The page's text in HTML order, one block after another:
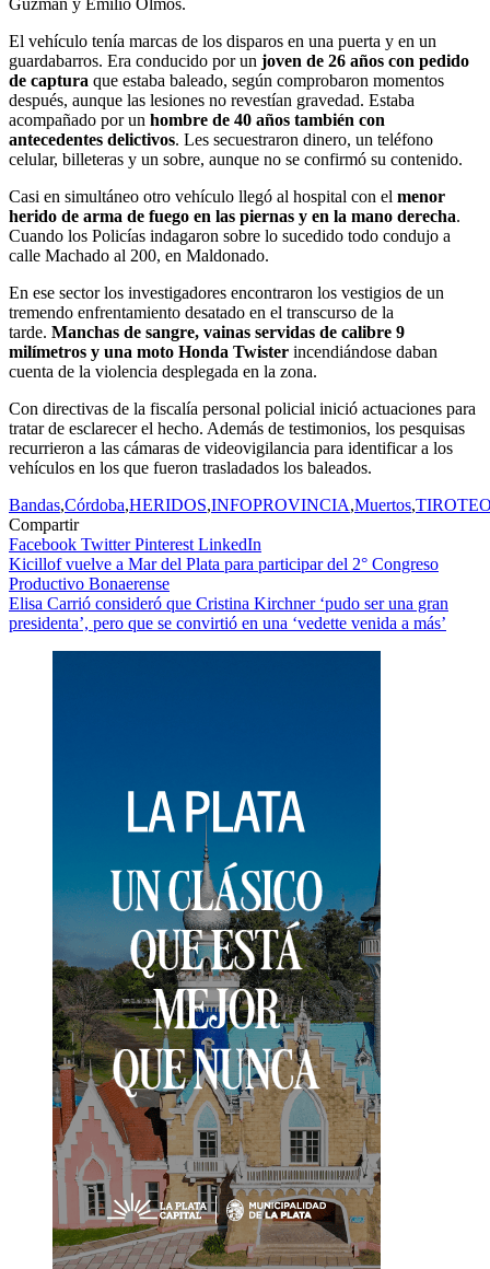
Guzmán y Emilio Olmos.
El vehículo tenía marcas de los disparos en una puerta y en un
guardabarros. Era conducido por un joven de 26 años con pedido
de captura que estaba baleado, según comprobaron momentos
después, aunque las lesiones no revestían gravedad. Estaba
acompañado por un hombre de 40 años también con
antecedentes delictivos. Les secuestraron dinero, un teléfono
celular, billeteras y un sobre, aunque no se confirmó su contenido.
Casi en simultáneo otro vehículo llegó al hospital con el menor
herido de arma de fuego en las piernas y en la mano derecha.
Cuando los Policías indagaron sobre lo sucedido todo condujo a
calle Machado al 200, en Maldonado.
En ese sector los investigadores encontraron los vestigios de un
tremendo enfrentamiento desatado en el transcurso de la
tarde. Manchas de sangre, vainas servidas de calibre 9
milímetros y una moto Honda Twister incendiándose daban
cuenta de la violencia desplegada en la zona.
Con directivas de la fiscalía personal policial inició actuaciones para
tratar de esclarecer el hecho. Además de testimonios, los pesquisas
recurrieron a las cámaras de videovigilancia para identificar a los
vehículos en los que fueron trasladados los baleados.
Bandas,Córdoba,HERIDOS,INFOPROVINCIA,Muertos,
Compartir
Facebook TwitterPinterest LinkedIn
Navegación
de
entradas
Kicillof vuelve a Mar del Plata para participar del 2° Congreso
Productivo Bonaerense
Elisa Carrió consideró que Cristina Kirchner ‘pudo ser una gran
presidenta’, pero que se convirtió en una ‘vedette venida a más’